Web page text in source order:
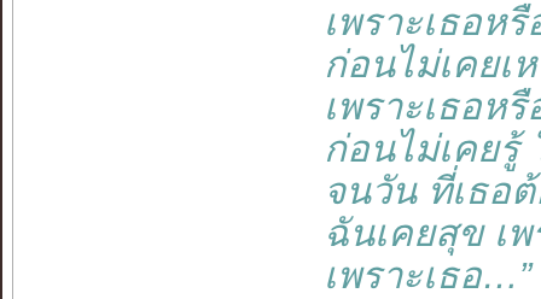
เพราะเธอหรื
ก่อนไม่เคยเ
เพราะเธอห
ก่อนไม่เคยรู้
จนวัน ที่เธอ
ฉันเคยสุข เ
เพราะเธอ…”